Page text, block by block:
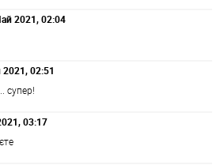
2021, 02:04
02:51
супер!
03:17